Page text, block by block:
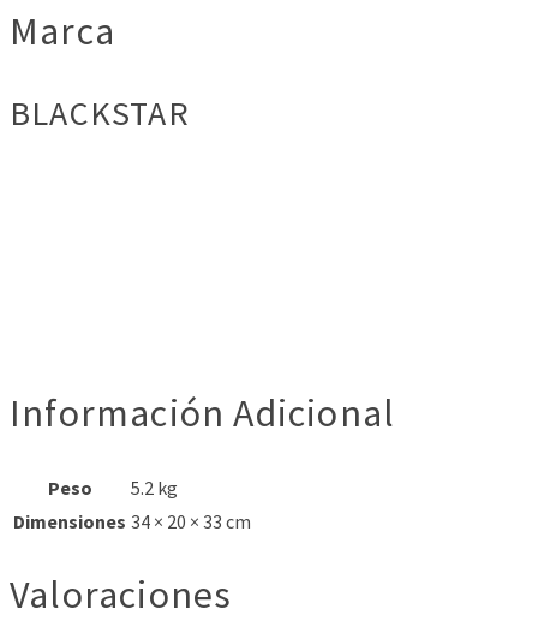
Marca
BLACKSTAR
Información Adicional
Peso
5.2 kg
Dimensiones 34 × 20 × 33 cm
Valoraciones